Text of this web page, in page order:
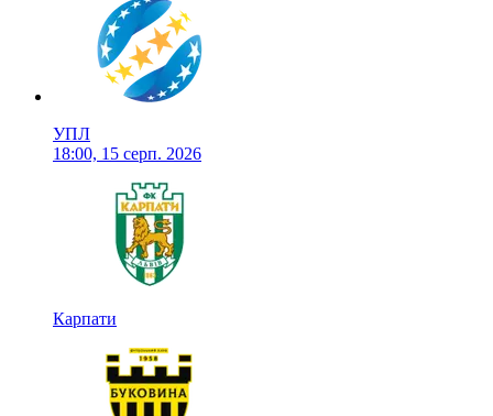
УПЛ
18:00, 15 серп. 2026
Карпати